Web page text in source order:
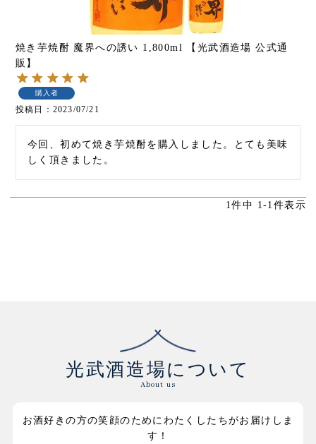
焼き芋焼酎 魔界への誘い 1,800ml 【光武酒造場 公式通
販】
購入者
投稿日 2023/07/21
今回、初めて焼き芋焼酎を購入しました。とても美味
しく頂きました。
1件中 1 -1 件表示
光武酒造場について
About us
お酒好きの方の笑顔のためにわたくしたちがお届けしま
す！